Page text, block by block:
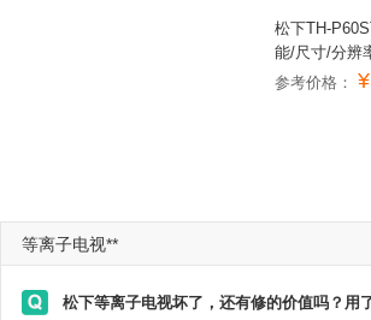
松下TH-
能/尺寸/分辨
参考价格：
等离子电视**
松下等离子电视坏了，还有修的价值吗？用